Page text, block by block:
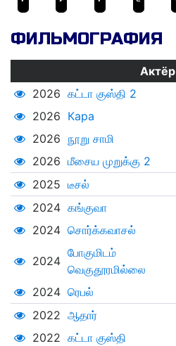
ФИЛЬМОГРАФИЯ
Актёр
2026 கட்டா குஸ்தி 2
2026 Кара
2026 நூறு சாமி
2026 மீசைய முறுக்கு 2
2025 டீசல்
2024 கங்குவா
2024 சொர்க்கவாசல்
2024
போகுமிடம்
வெகுதூரமில்லை
2024 ரெபல்
2022 ஆதார்
2022 கட்டா குஸ்தி